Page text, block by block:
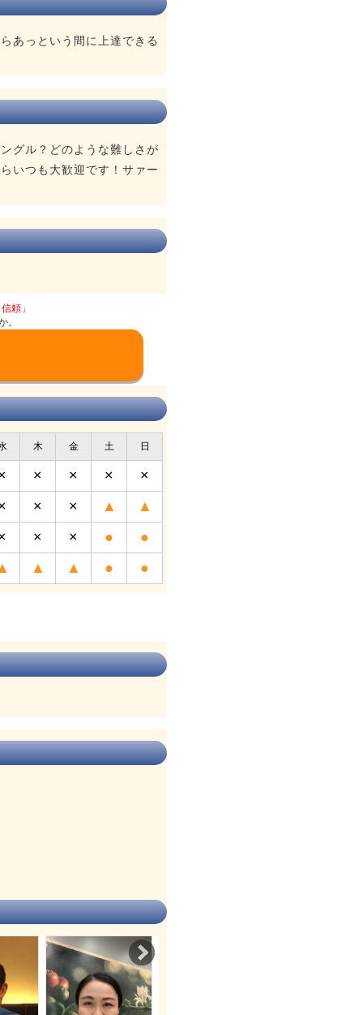
あっという間に上達できる
グル？どのような難しさが
いつも大歓迎です！サァー
頼」
。
木 金 土 日
× × × ×
× × ▲ ▲
× × ● ●
▲ ▲ ● ●